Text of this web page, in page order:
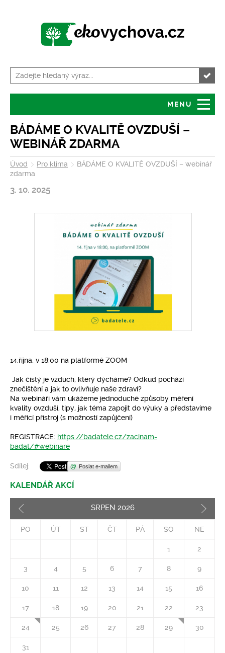
MENU
Úvod
Tiskové zprávy
Granty
Kalendář akcí
BÁDÁME O KVALITĚ OVZDUŠÍ –
WEBINÁŘ ZDARMA
Úvod Pro klima
BÁDÁME O KVALITĚ OVZDUŠÍ – webinář
zdarma
3. 10. 2025
14.října, v 18:00 na platformě ZOOM
Jak čistý je vzduch, který dýcháme? Odkud pochází
znečištění a jak to ovlivňuje naše zdraví?
Na webináři vám ukážeme jednoduché způsoby měření
kvality ovzduší, tipy, jak téma zapojit do výuky a představíme
i měřicí přístroj (s možností zapůjčení)
REGISTRACE: https://badatele.cz/zacinam-
badat/#webinare
Sdílej: Poslat e-mailem
KALENDÁŘ AKCÍ
SRPEN 2026
PO ÚT ST ČT PÁ SO NE
1 2
3 4 5 6 7 8 9
10 11 12 13 14 15 16
17 18 19 20 21 22 23
24 25 26 27 28 29 30
31